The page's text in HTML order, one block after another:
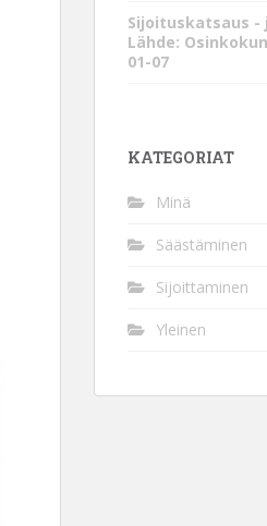
Sijoituskatsaus -
Lähde:
01-07
KATEGORIAT
Minä
Säästäminen
Sijoittaminen
Yleinen